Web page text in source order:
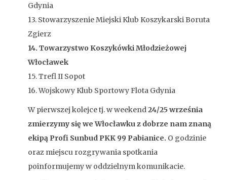
Gdynia
13. Stowarzyszenie Miejski Klub Koszykarski Boruta
Zgierz
14. Towarzystwo Koszykówki Młodzieżowej
Włocławek
15. Trefl II Sopot
16. Wojskowy Klub Sportowy Flota Gdynia
W pierwszej kolejce tj. w weekend 24/25 września
zmierzymy się we Włocławku z dobrze nam znaną
ekipą Profi Sunbud PKK 99 Pabianice. O godzinie
oraz miejscu rozgrywania spotkania
poinformujemy w oddzielnym komunikacie.